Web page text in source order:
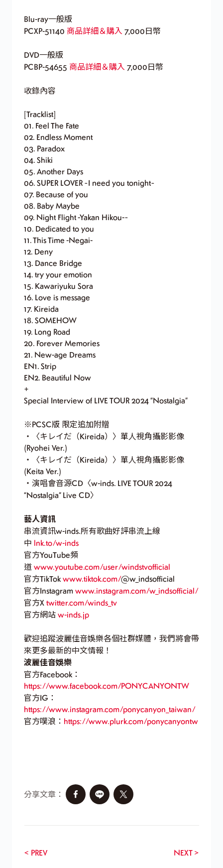
Blu-ray一般版
PCXP-51140 商品詳細＆購入 7,000日幣
DVD一般版
PCBP-54655 商品詳細＆購入 7,000日幣
收錄內容
[Tracklist]
01. Feel The Fate
02. Endless Moment
03. Paradox
04. Shiki
05. Another Days
06. SUPER LOVER ~I need you tonight~
07. Because of you
08. Baby Maybe
09. Night Flight -Yakan Hikou-~
10. Dedicated to you
11. This Time -Negai-
12. Deny
13. Dance Bridge
14. try your emotion
15. Kawariyuku Sora
16. Love is message
17. Kireida
18. SOMEHOW
19. Long Road
20. Forever Memories
21. New-age Dreams
EN1. Strip
EN2. Beautiful Now
+
Special Interview of LIVE TOUR 2024 “Nostalgia”
※PCSC版 限定追加附贈
・〈キレイだ（Kireida）〉單人視角攝影影像
(Ryohei Ver.)
・〈キレイだ（Kireida）〉單人視角攝影影像
(Keita Ver.)
・演唱會音源CD〈w-inds. LIVE TOUR 2024
“Nostalgia” Live CD〉
藝人資訊
串流資訊w-inds.所有歌曲好評串流上線
中 lnk.to/w-inds
官方YouTube頻
道www.youtube.com/user/windstvofficial
官方TikTokwww.tiktok.com/@w_indsofficial
官方Instagramwww.instagram.com/w_indsofficial/
官方Xtwitter.com/winds_tv
官方網站w-inds.jp
歡迎追蹤波麗佳音娛樂各個社群媒體，我們將會帶
來更多最新的中文情報！
波麗佳音娛樂
官方Facebook：
https://www.facebook.com/PONYCANYONTW
官方IG：
https://www.instagram.com/ponycanyon_taiwan/
官方噗浪： https://www.plurk.com/ponycanyontw
分享文章：
< PREV NEXT >